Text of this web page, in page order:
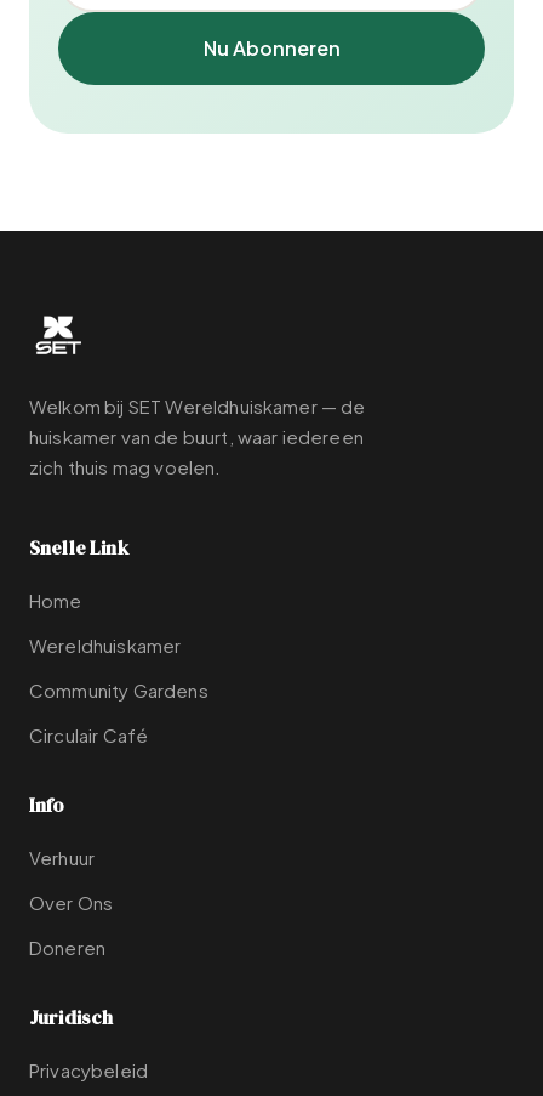
Nu Abonneren
Welkom bij SET Wereldhuiskamer — de
huiskamer van de buurt, waar iedereen
zich thuis mag voelen.
Snelle Link
Home
Wereldhuiskamer
Community Gardens
Circulair Café
Info
Verhuur
Over Ons
Doneren
Juridisch
Privacybeleid